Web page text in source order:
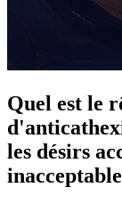
Quel est le
les désirs